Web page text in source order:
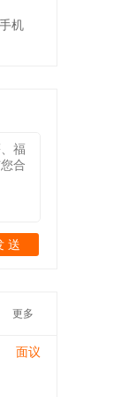
机
送
更多
面议